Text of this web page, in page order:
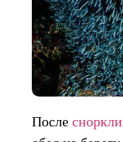
После